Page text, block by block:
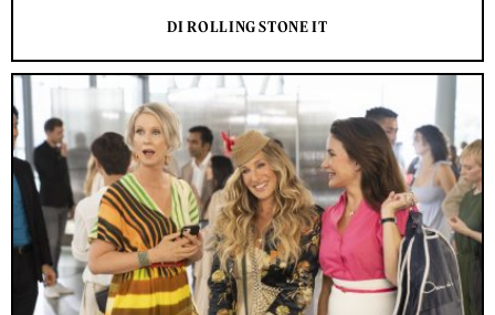
DI ROLLING STONE IT